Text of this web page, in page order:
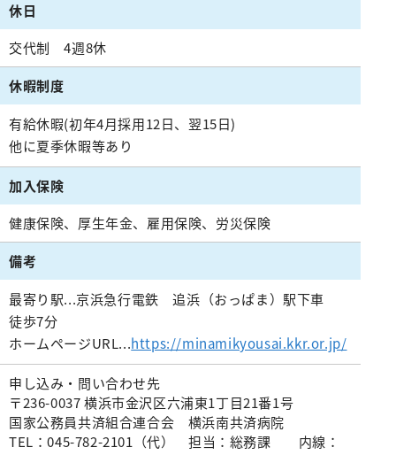
麻酔科
救急科
休日
交代制 4週8休
休暇制度
有給休暇(初年4月採用12日、翌15日)
他に夏季休暇等あり
加入保険
健康保険、厚生年金、雇用保険、労災保険
備考
最寄り駅...京浜急行電鉄 追浜（おっぱま）駅下車
徒歩7分
ホームページURL...https://minamikyousai.kkr.or.jp/
申し込み・問い合わせ先
〒236-0037 横浜市金沢区六浦東1丁目21番1号
国家公務員共済組合連合会 横浜南共済病院
TEL：045-782-2101（代） 担当：総務課 内線：